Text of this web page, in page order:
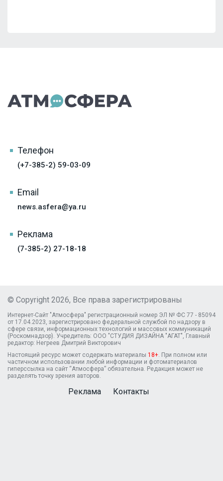
Телефон
(+7-385-2) 59-03-09
Email
news.asfera@ya.ru
Реклама
(7-385-2) 27-18-18
© Copyright 2026, Все права зарегистрированы
Интернет-Сайт "Атмосфера" регистрационный номер ЭЛ № ФС 77 - 85094
от 17.04.2023, зарегистрировано федеральной службой по надзору в
сфере связи, информационных технологий и массовых коммуникаций
(Роскомнадзор). Учредитель: ООО "СТУДИЯ ДИЗАЙНА "АГАТ", Главный
редактор: Негреев Дмитрий Викторович
Настоящий ресурс может содержать материалы 18+. При полном или
частичном использовании любой информации и фотоматериалов
гиперссылка на сайт “Атмосфера” обязательна. Редакция может не
разделять точку зрения авторов.
Реклама Контакты